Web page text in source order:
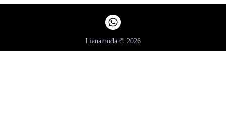
Lianamoda © 2026